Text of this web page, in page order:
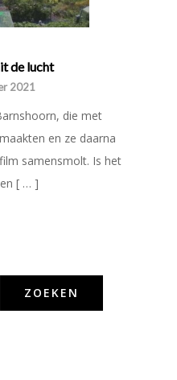
de lucht
2021
die met
en ze daarna
samensmolt. Is het
[ … ]